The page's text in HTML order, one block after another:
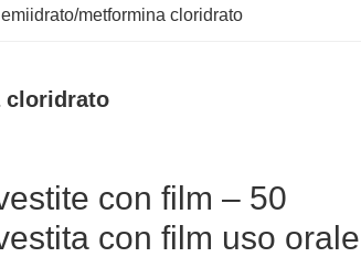
metformina cloridrato
cloridrato
con film – 50
con film uso orale